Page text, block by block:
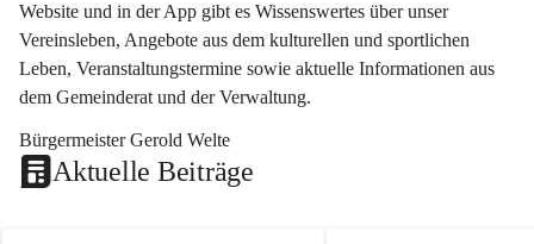
Website und in der App gibt es Wissenswertes über unser
Vereinsleben, Angebote aus dem kulturellen und sportlichen
Leben, Veranstaltungstermine sowie aktuelle Informationen aus
dem Gemeinderat und der Verwaltung.
Bürgermeister Gerold Welte
Aktuelle Beiträge